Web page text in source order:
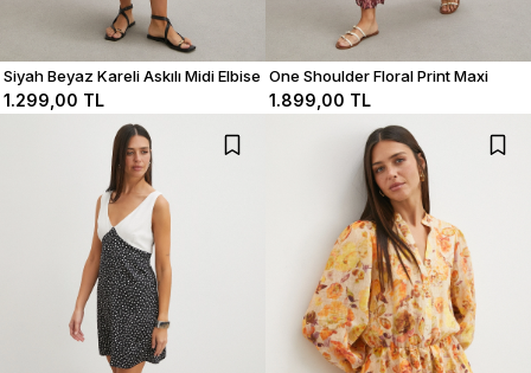
Siyah Beyaz Kareli Askılı Midi Elbise
1.299,00 TL
One Shoulder Floral Print Maxi
Dress
1.899,00 TL